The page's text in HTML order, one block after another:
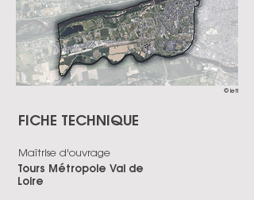
© ieti
FICHE TECHNIQUE
Maîtrise d'ouvrage
Tours Métropole Val de
Loire